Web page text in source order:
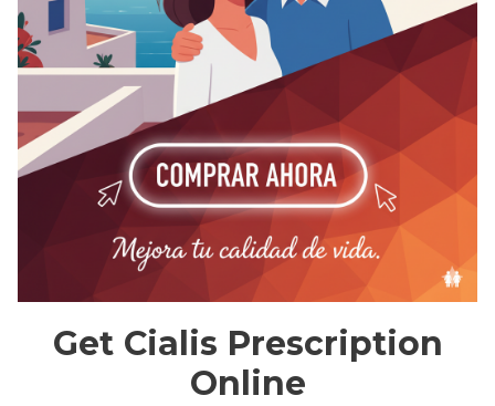
Get Cialis Prescription
Online